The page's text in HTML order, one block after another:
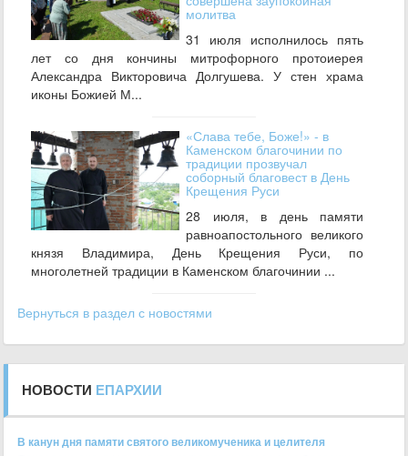
молитва
31 июля исполнилось пять
лет со дня кончины митрофорного протоиерея
Александра Викторовича Долгушева. У стен храма
иконы Божией М...
«Слава тебе, Боже!» - в
Каменском благочинии по
традиции прозвучал
соборный благовест в День
Крещения Руси
28 июля, в день памяти
равноапостольного великого
князя Владимира, День Крещения Руси, по
многолетней традиции в Каменском благочинии ...
Вернуться в раздел с новостями
НОВОСТИ ЕПАРХИИ
В канун дня памяти святого великомученика и целителя